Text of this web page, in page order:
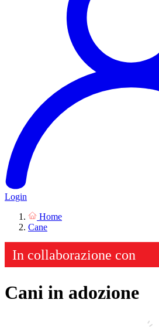
Login
Home
Cane
Cani in adozione